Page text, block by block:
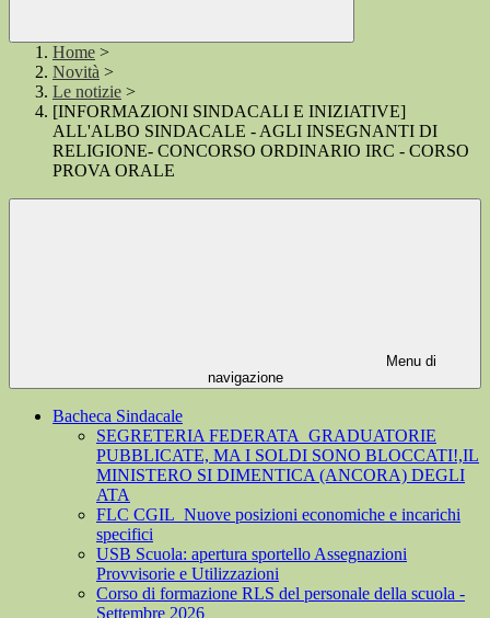
Home >
Novità >
Le notizie >
[INFORMAZIONI SINDACALI E INIZIATIVE]
ALL'ALBO SINDACALE - AGLI INSEGNANTI DI
RELIGIONE- CONCORSO ORDINARIO IRC - CORSO
PROVA ORALE
Menu di
navigazione
Bacheca Sindacale
SEGRETERIA FEDERATA_GRADUATORIE
PUBBLICATE, MA I SOLDI SONO BLOCCATI!,IL
MINISTERO SI DIMENTICA (ANCORA) DEGLI
ATA
FLC CGIL_Nuove posizioni economiche e incarichi
specifici
USB Scuola: apertura sportello Assegnazioni
Provvisorie e Utilizzazioni
Corso di formazione RLS del personale della scuola -
Settembre 2026